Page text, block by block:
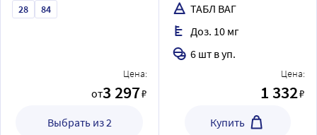
28
84
Цена:
от3 297₽
Выбрать из 2
ТАБЛ ВАГ
Доз. 10 мг
6 шт в уп.
Цена:
1 332₽
Купить